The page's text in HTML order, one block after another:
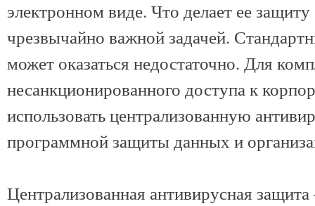
электронном виде. Что делает ее
чрезвычайно важной задачей.
может оказаться недостаточно. Для
несанкционированного доступа к
использовать централизованную
программной защиты данных и
Централизованная антивирусная